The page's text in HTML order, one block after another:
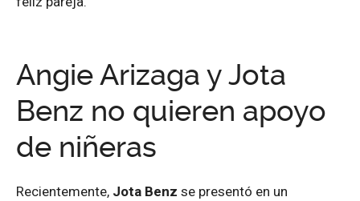
Angie Arizaga y Jota
Benz no quieren apoyo
de niñeras
Recientemente, Jota Benz se presentó en un